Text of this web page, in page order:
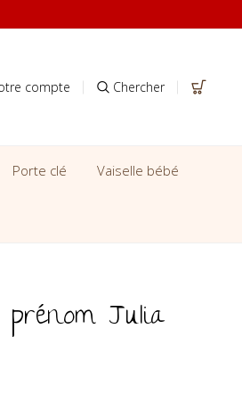
compte Chercher
Porte clé Vaiselle bébé
Julia